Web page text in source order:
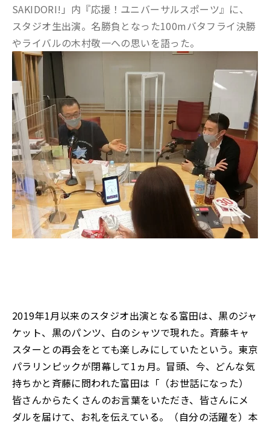
SAKIDORI!」内『応援！ユニバーサルスポーツ』に、
スタジオ生出演。名勝負となった100mバタフライ決勝
やライバルの木村敬一への思いを語った。
2019年1月以来のスタジオ出演となる富田は、黒のジャ
ケット、黒のパンツ、白のシャツで現れた。斉藤キャ
スターとの再会をとても楽しみにしていたという。東京
パラリンピックが閉幕して1ヵ月。冒頭、今、どんな気
持ちかと斉藤に問われた富田は「（お世話になった）
皆さんからたくさんのお言葉をいただき、皆さんにメ
ダルを届けて、お礼を伝えている。（自分の活躍を）本